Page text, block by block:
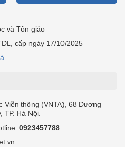
và Tôn giáo
cấp ngày 17/10/2025
Viễn thông (VNTA), 68 Dương
Hà Nội.
0923457788